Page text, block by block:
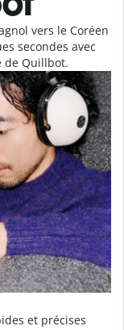
vers le Coréen
secondes avec
de Quillbot.
et précises